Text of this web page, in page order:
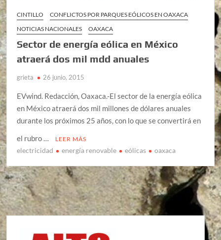
CINTILLO
CONFLICTOS POR PARQUES EÓLICOS EN OAXACA
NOTICIAS NACIONALES
OAXACA
Sector de energía eólica en México
atraerá dos mil mdd anuales
grieta 26 junio, 2015
EVwind. Redacción, Oaxaca.-El sector de la energía eólica
en México atraerá dos mil millones de dólares anuales
durante los próximos 25 años, con lo que se convertirá en
el rubro …
LEER MÁS
electricidad energía renovable eólicas oaxaca